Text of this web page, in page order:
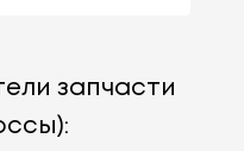
запчасти